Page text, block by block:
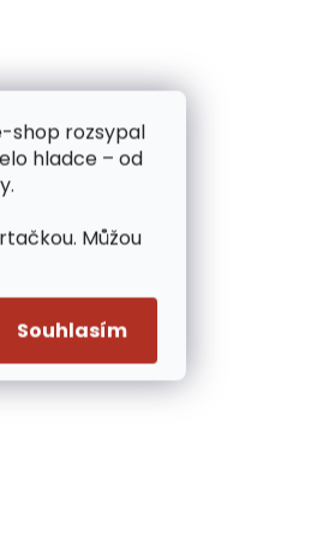
shop rozsypal
hladce – od
Můžou
Souhlasím